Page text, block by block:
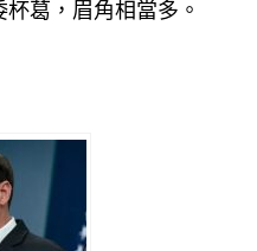
葛，眉角相當多。